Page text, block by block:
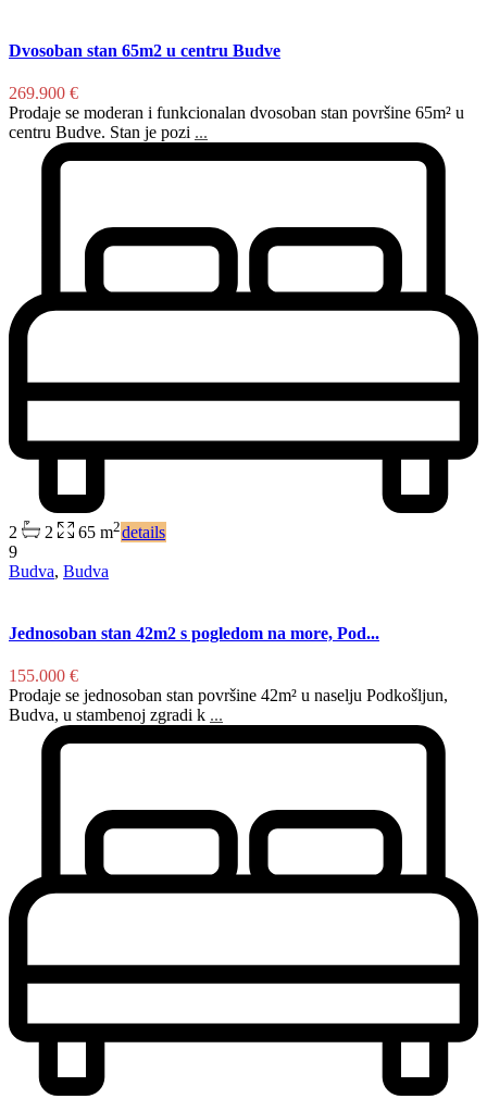
Dvosoban stan 65m2 u centru Budve
269.900 €
Prodaje se moderan i funkcionalan dvosoban stan površine 65m² u
centru Budve. Stan je pozi ...
2 2 65 m2details
9
Budva, Budva
Jednosoban stan 42m2 s pogledom na more, Pod...
155.000 €
Prodaje se jednosoban stan površine 42m² u naselju Podkošljun,
Budva, u stambenoj zgradi k ...